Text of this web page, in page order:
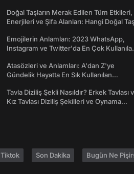
Doğal Taşların Merak Edilen Tüm Etkileri,
Enerjileri ve Şifa Alanları: Hangi Doğal
Emojilerin Anlamları: 2023 WhatsApp,
Instagram ve Twitter'da En Çok
Atasözleri ve Anlamları: A'dan Z'ye
Gündelik Hayatta En Sık Kullanılan
Tavla Diziliş Şekli Nasıldır? Erkek Tavlası
Kız Tavlası Diziliş Şekilleri ve Oynama
Tiktok Son Dakika Bugün Ne